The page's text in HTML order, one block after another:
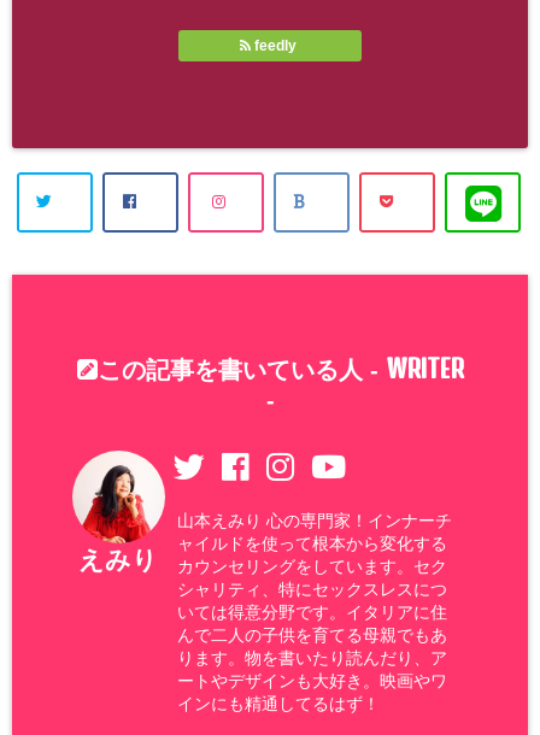
feedly
この記事を書いている人 - WRITER
-
えみり
山本えみり 心の専門家！インナーチ
ャイルドを使って根本から変化する
カウンセリングをしています。セク
シャリティ、特にセックスレスにつ
いては得意分野です。イタリアに住
んで二人の子供を育てる母親でもあ
ります。物を書いたり読んだり、ア
ートやデザインも大好き。映画やワ
インにも精通してるはず！